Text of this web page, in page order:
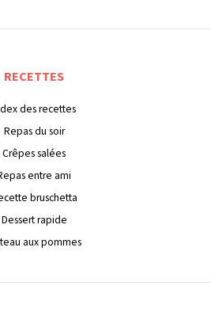
RECETTES
des recettes
Repas du soir
Crêpes salées
entre ami
bruschetta
Dessert rapide
aux pommes